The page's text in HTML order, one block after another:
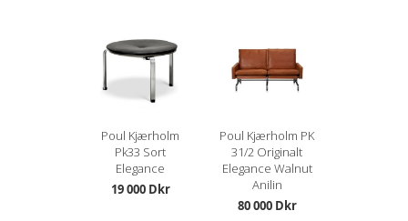
Poul Kjærholm
Pk33 Sort
Elegance
19 000 Dkr
Poul Kjærholm PK
31/2 Originalt
Elegance Walnut
Anilin
80 000 Dkr